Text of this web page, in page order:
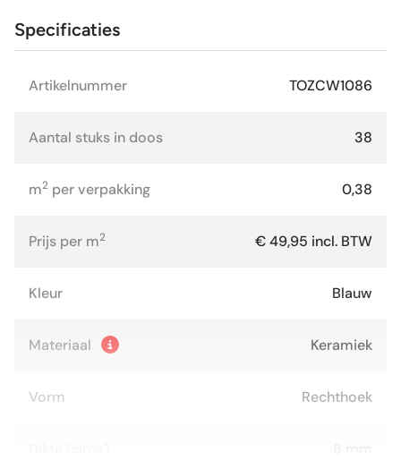
Specificaties
Artikelnummer TOZCW1086
Aantal stuks in doos 38
m2 per verpakking 0,38
Prijs per m2 € 49,95 incl. BTW
Kleur Blauw
Materiaal Keramiek
Vorm Rechthoek